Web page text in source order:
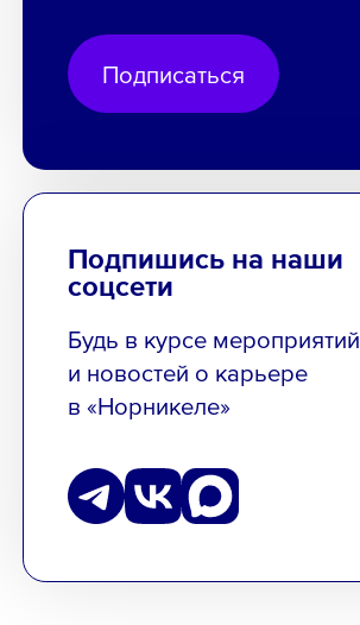
Подписаться
Подпишись на наши
соцсети
Будь в курсе мероприятий
и новостей о карьере
в «Норникеле»